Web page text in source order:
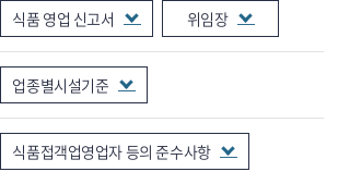
식품 영업 신고서 위임장
업종별시설기준
식품접객업영업자 등의 준수사항